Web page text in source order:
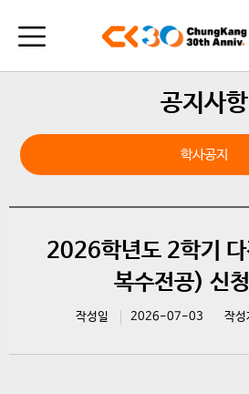
공지사항
학사공지
2026학년도 2학기
복수전공) 신
작성일 2026-07-03 작성